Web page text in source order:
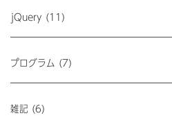
jQuery (11)
プログラム (7)
雑記 (6)